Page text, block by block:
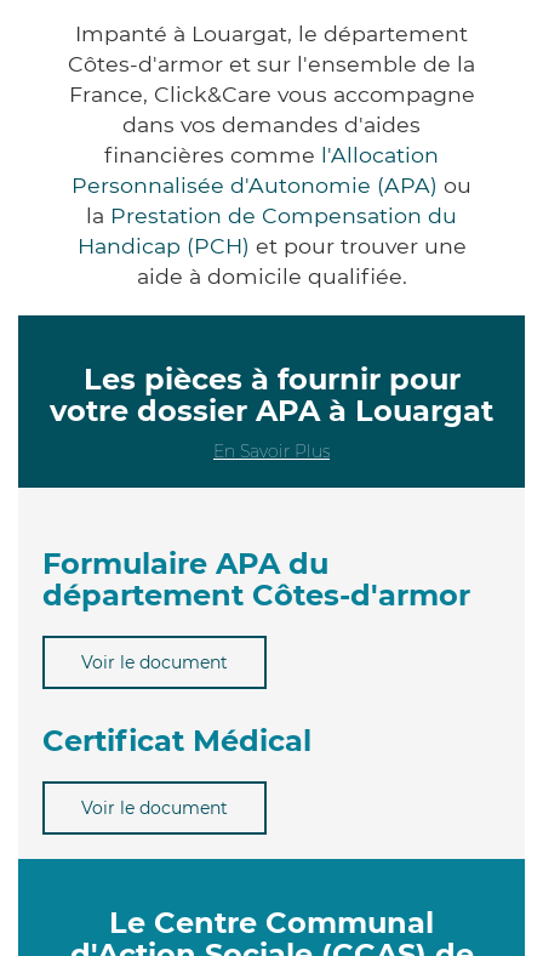
Impanté à Louargat, le département
Côtes-d'armor et sur l'ensemble de la
France, Click&Care vous accompagne
dans vos demandes d'aides
financières comme l'Allocation
Personnalisée d'Autonomie (APA) ou
la Prestation de Compensation du
Handicap (PCH) et pour trouver une
aide à domicile qualifiée.
Les pièces à fournir pour
votre dossier APA à Louargat
En Savoir Plus
Formulaire APA du
département Côtes-d'armor
Voir le document
Certificat Médical
Voir le document
Le Centre Communal